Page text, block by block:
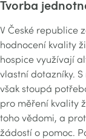
Tvorba
V České republice
hodnocení kvality
hospice využívají
vlastní dotazníky.
však stoupá
pro měření kvality
toho vědomi, a
žádostí o pomoc.